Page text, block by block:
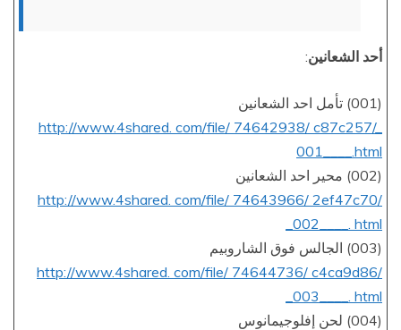
أحد الشعانين:
(001) تأمل احد الشعانين
http://www.4shared. com/file/ 74642938/ c87c257/_
001____.html
(002) محير احد الشعانين
http://www.4shared. com/file/ 74643966/ 2ef47c70/
_002____. html
(003) الجالس فوق الشاروبيم
http://www.4shared. com/file/ 74644736/ c4ca9d86/
_003____. html
(004) لحن إفلوجيمانوس